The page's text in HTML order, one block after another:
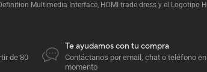
Multimedia Interface, HDMI trade dress y el
de 80
Te ayudamos con tu compra
Contáctanos por email, chat o teléfono
momento